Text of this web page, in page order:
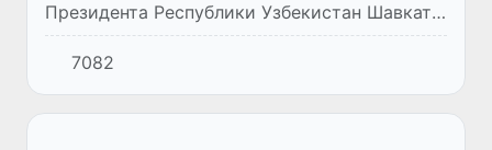
Президента Республики Узбекистан Шавката
Мирзиёева с Президентом Республики
Казахстан Касым-Жомартом Токаевым.
7082